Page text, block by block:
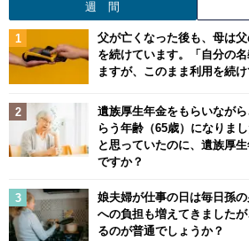
週 間
父が亡くなった後も、母は
を続けています。「自分の
ますが、このまま利用を続
遺族厚生年金をもらいなが
らう年齢（65歳）になりま
と思っていたのに、遺族厚
ですか？
娘夫婦が仕事の日は毎日孫
への負担も増えてきました
るのが普通でしょうか？